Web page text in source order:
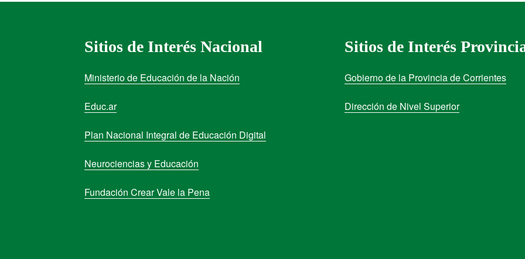
Sitios de Interés Nacional
Ministerio de Educación de la Nación
Educ.ar
Plan Nacional Integral de Educación Digital
Neurociencias y Educación
Fundación Crear Vale la Pena
Sitios de Interés
Gobierno de la Provincia de Corrientes
Dirección de Nivel Superior